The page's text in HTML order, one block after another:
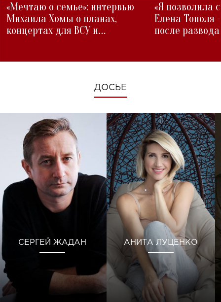
«Мечтаю о семье»: интервью
Михаила Хомы о планах,
концертах для ВСУ и
«Я позволила
Елена Тополя
после развода
ДОСЬЕ
СЕРГЕЙ ЖАДАН АНИТА ЛУЦЕНКО